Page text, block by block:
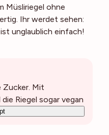
Müsliriegel ohne
Ihr werdet sehen:
ist unglaublich einfach!
Zucker. Mit
Riegel sogar vegan